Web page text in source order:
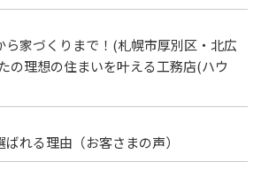
ら家づくりまで！(札幌市厚別区・北広
の理想の住まいを叶える工務店(ハウ
れる理由（お客さまの声）